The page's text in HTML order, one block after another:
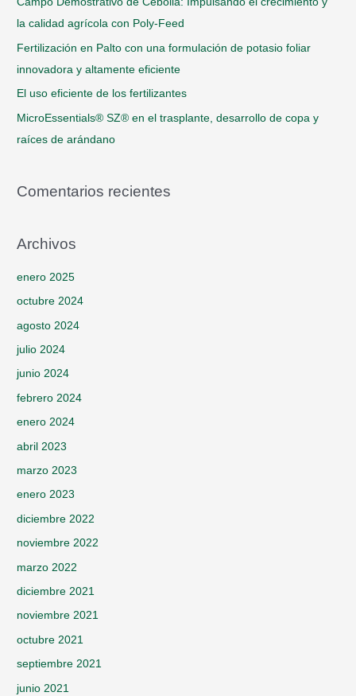
la calidad agrícola con Poly-Feed
Fertilización en Palto con una formulación de potasio foliar
innovadora y altamente eficiente
El uso eficiente de los fertilizantes
MicroEssentials® SZ® en el trasplante, desarrollo de copa y
raíces de arándano
Comentarios recientes
Archivos
enero 2025
octubre 2024
agosto 2024
julio 2024
junio 2024
febrero 2024
enero 2024
abril 2023
marzo 2023
enero 2023
diciembre 2022
noviembre 2022
marzo 2022
diciembre 2021
noviembre 2021
octubre 2021
septiembre 2021
junio 2021